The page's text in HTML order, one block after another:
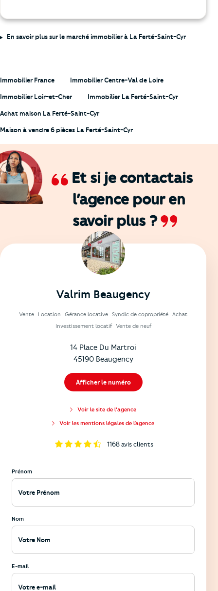
En savoir plus sur le marché immobilier à La Ferté-Saint-Cyr
Immobilier France Immobilier Centre-Val de Loire
Immobilier Loir-et-Cher Immobilier La Ferté-Saint-Cyr
Achat maison La Ferté-Saint-Cyr
Maison à vendre 6 pièces La Ferté-Saint-Cyr
Et si je contactais
l’agence pour en
savoir plus ?
Valrim Beaugency
Vente Location Gérance locative Syndic de copropriété Achat
Investissement locatif
Vente de neuf
14 Place Du Martroi
45190 Beaugency
Afficher le numéro
Voir le site de l'agence
Voir les mentions légales de l’agence
1168avis clients
Prénom
Nom
E-mail